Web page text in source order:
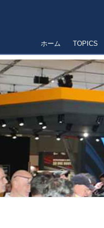
ホーム TOPICS